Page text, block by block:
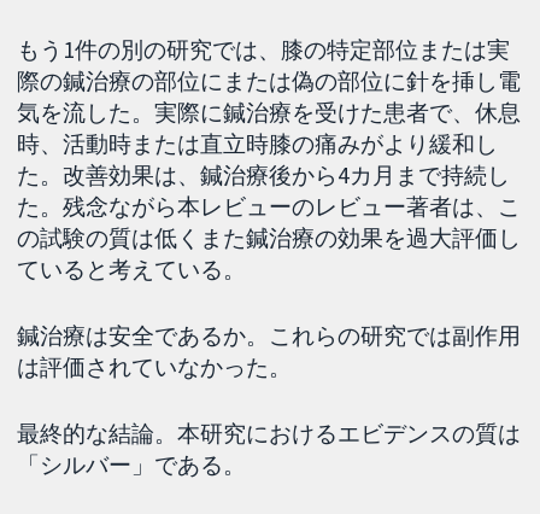
もう1件の別の研究では、膝の特定部位または実
際の鍼治療の部位にまたは偽の部位に針を挿し電
気を流した。実際に鍼治療を受けた患者で、休息
時、活動時または直立時膝の痛みがより緩和し
た。改善効果は、鍼治療後から4カ月まで持続し
た。残念ながら本レビューのレビュー著者は、こ
の試験の質は低くまた鍼治療の効果を過大評価し
ていると考えている。
鍼治療は安全であるか。これらの研究では副作用
は評価されていなかった。
最終的な結論。本研究におけるエビデンスの質は
「シルバー」である。